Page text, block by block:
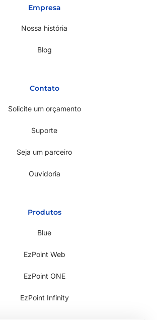
Empresa
Nossa história
Blog
Contato
Solicite um orçamento
Suporte
Seja um parceiro
Ouvidoria
Produtos
Blue
EzPoint Web
EzPoint ONE
EzPoint Infinity